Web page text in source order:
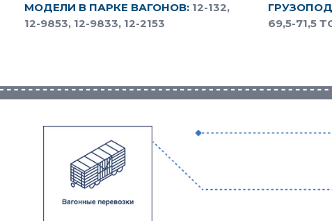
МОДЕЛИ В ПАРКЕ ВАГОНОВ: 12-132,
12-9853, 12-9833, 12-2153
69,5-71,5